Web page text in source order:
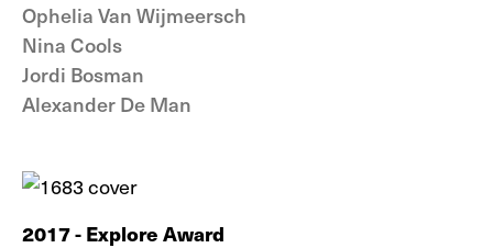
Ophelia Van Wijmeersch
Nina Cools
Jordi Bosman
Alexander De Man
2017 - Explore Award